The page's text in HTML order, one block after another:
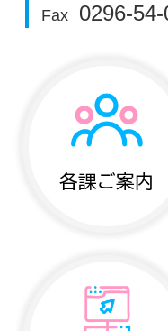
Fax
0296-
各課ご案内